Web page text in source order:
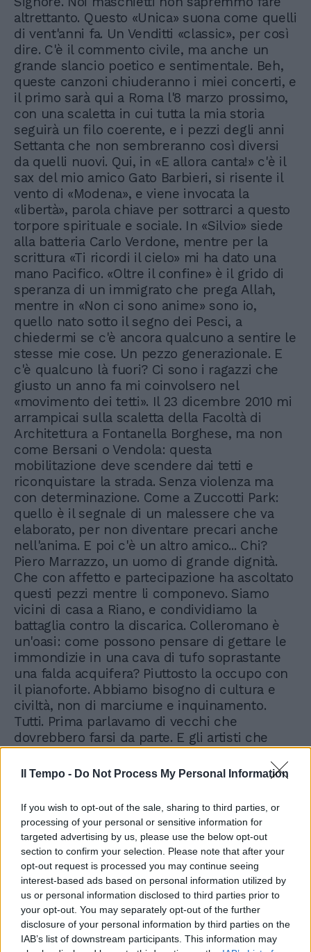
Il Tempo - Do Not Process My Personal Information
If you wish to opt-out of the sale, sharing to third parties, or
processing of your personal or sensitive information for
targeted advertising by us, please use the below opt-out
section to confirm your selection. Please note that after your
opt-out request is processed you may continue seeing
interest-based ads based on personal information utilized by
us or personal information disclosed to third parties prior to
your opt-out. You may separately opt-out of the further
disclosure of your personal information by third parties on the
IAB’s list of downstream participants. This information may
altrettanto. Questo «Unica» suona come quelli
di vent'anni fa. Un Venditti «classic», per così
dire. C'è il commento civile, ma anche un
grande slancio poetico e sentimentale. Beh,
queste canzoni chiuderanno i miei concerti, e
il primo sarà qui a Roma l'8 marzo prossimo,
con una scaletta in cui tutta la mia storia
seguirà un filo coerente, e i pezzi degli anni
Settanta che non sembreranno così diversi
da quelli nuovi. Qui, in «E allora canta!» c'è il
sax del mio amico Gato Barbieri, si risente il
vento di «Modena», e viene invocata la
«libertà», parola chiave per sottrarci a questo
torpore spirituale e sociale. In «Silvio» siede
alla batteria Carlo Verdone, mentre per la
scrittura «Ti ricordi il cielo» mi ha dato una
mano Pacifico. «Oltre il confine» è il grido di
speranza di un immigrato che prega Allah,
mentre in «Non ci sono anime» sono io,
quello nato sotto il segno dei Pesci, a
chiedermi se c'è ancora qualcuno a sentire le
stesse mie cose. Un pezzo generazionale. E
c'è qualcuno là fuori? Ci sono i ragazzi che
giusto un anno fa mi coinvolsero nel
«movimento dei tetti». Il 23 dicembre 2010 mi
arrampicai sulla scaletta della Facoltà di
Architettura a Fontanella Borghese, ma non
come Bersani o Vendola: questa
mobilitazione deve scendere dai tetti e
riconquistare la strada. Senza violenza ma
con determinazione. Come a Zuccotti Park:
quello è il segnale di un malessere che va
elaborato, per non diventare precari anche
nell'anima. E poi c'è un altro amico... Chi?
Piero Marrazzo, un uomo di grande dignità.
Che con affetto e partecipazione ha ascoltato
questi pezzi mentre li componevo. Siamo
vicini di casa a Riano, e condividiamo la
battaglia contro la discarica. Colleromano è
un'oasi: come possono pensare di gettare le
immondizie in una cava di tufo soprastante
una falda acquifera? Piuttosto la occupo con
il pianoforte. Abbiamo bisogno di cultura e
civiltà, non di marciume e inquinamento.
Tutti. Prima parlavamo di vecchi che
dovrebbero farsi da parte. E gli artisti che
annunciano il ritiro? Fossati, Vasco... Mah, se
un cantante dichiara di voler andare in
d'ispirazione, lo trovo rispettabe. Ma in certi
casi...Come diceva Moretti? «Mi si nota di più
se non vengo o se me ne sto in disparte?».
Ecco.